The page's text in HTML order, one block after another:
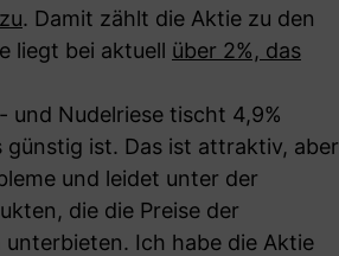
. Damit zählt die Aktie zu den
liegt bei aktuell über 2%, das
und Nudelriese tischt 4,9%
günstig ist. Das ist attraktiv, aber
und leidet unter der
die die Preise der
Ich habe die Aktie